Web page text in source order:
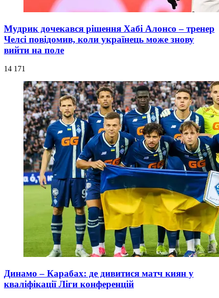
Мудрик дочекався рішення Хабі Алонсо – тренер
Челсі повідомив, коли українець може знову
вийти на поле
14 171
Динамо – Карабах: де дивитися матч киян у
кваліфікації Ліги конференцій